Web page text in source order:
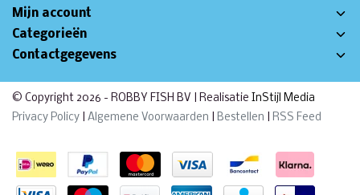
Mijn account
Categorieën
Contactgegevens
© Copyright 2026 - ROBBY FISH BV | Realisatie InStijl Media
Privacy Policy
Algemene Voorwaarden Bestellen RSS Feed